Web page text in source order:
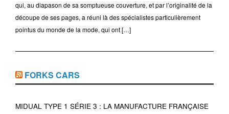
qui, au diapason de sa somptueuse couverture, et par l’originalité de la
découpe de ses pages, a réuni là des spécialistes particulièrement
pointus du monde de la mode, qui ont […]
FORKS CARS
MIDUAL TYPE 1 SÉRIE 3 : LA MANUFACTURE FRANÇAISE